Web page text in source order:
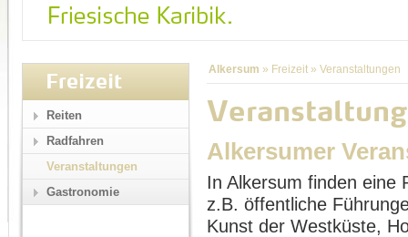
Alkersum » Freizeit » Veranstaltungen
Alkersumer
In Alkersum finden eine
z.B. öffentliche
Kunst der Westküste,
Freizeit
Reiten
Radfahren
Veranstaltungen
Gastronomie